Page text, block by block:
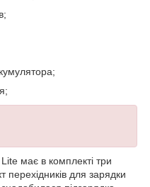
має в комплекті три
перехідників для зарядки